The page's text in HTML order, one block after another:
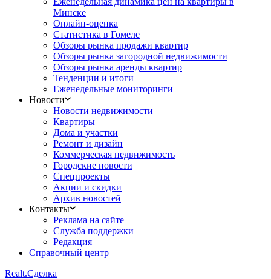
Минске
Онлайн-оценка
Статистика в Гомеле
Обзоры рынка продажи квартир
Обзоры рынка загородной недвижимости
Обзоры рынка аренды квартир
Тенденции и итоги
Еженедельные мониторинги
Новости
Новости недвижимости
Квартиры
Дома и участки
Ремонт и дизайн
Коммерческая недвижимость
Городские новости
Спецпроекты
Акции и скидки
Архив новостей
Контакты
Реклама на сайте
Служба поддержки
Редакция
Справочный центр
Realt.Сделка